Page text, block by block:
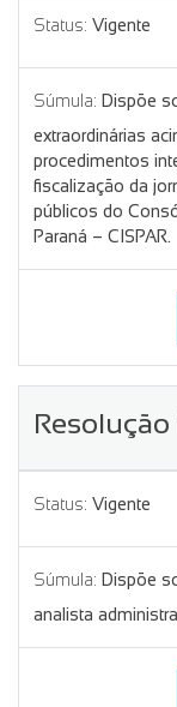
Status: Vigente
Súmula: Dispõe
extraordinárias
procedimentos
fiscalização da
públicos do
Paraná – CISPAR.
Status: Vigente
Súmula: Dispõe
analista